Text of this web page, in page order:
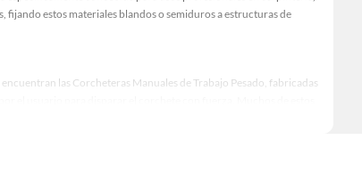
estos materiales blandos o semiduros a estructuras de
las Corcheteras Manuales de Trabajo Pesado, fabricadas
grapas en forma de U (clavos U) y clavos rectos, lo que